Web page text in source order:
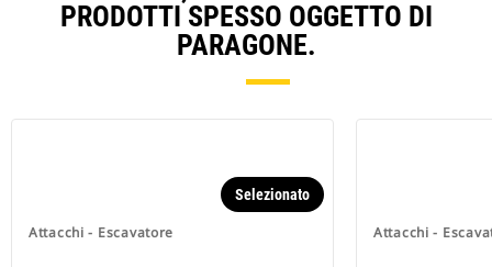
PRODOTTI SPESSO OGGETTO DI
PARAGONE.
Attacchi - Escavatore
Selezionato
Attacchi -